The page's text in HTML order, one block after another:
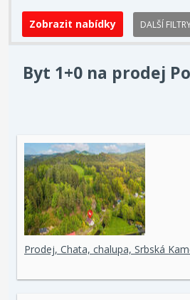
DALŠÍ
Byt 1+0 na prodej
Prodej, Chata, chalupa, Srbská